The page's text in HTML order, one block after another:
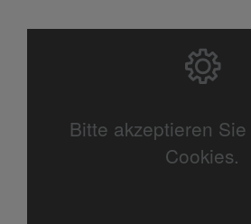
Bitte akzeptieren
Cookies.